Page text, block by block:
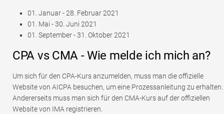
01. Januar - 28. Februar 2021
01. Mai - 30. Juni 2021
01. September - 31. Oktober 2021
CPA vs CMA - Wie melde ich mich an?
Um sich für den CPA-Kurs anzumelden, muss man die offizielle
Website von AICPA besuchen, um eine Prozessanleitung zu erhalten.
Andererseits muss man sich für den CMA-Kurs auf der offiziellen
Website von IMA registrieren.